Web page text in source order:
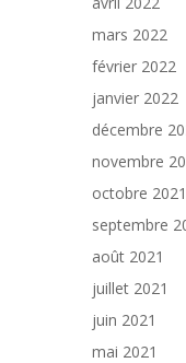
mars 2022
février 2022
janvier 2022
décembre
novembre
octobre 2021
septembre
août 2021
juillet 2021
juin 2021
mai 2021